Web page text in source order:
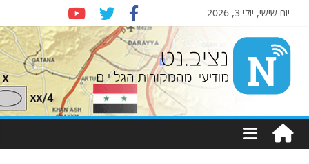
יום שישי, יולי 3, 2026
Nziv.net
מודיעין
מהמקורות